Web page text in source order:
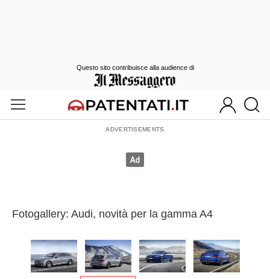
Fotogallery: Audi, novità per la gamma A4
Questo sito contribuisce alla audience di